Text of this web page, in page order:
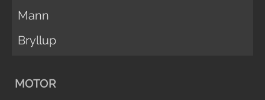
Mann
Bryllup
MOTOR